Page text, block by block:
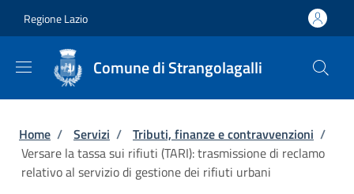
Regione Lazio
Comune di Strangolagalli
Briciole di pane
Home / Servizi / Tributi, finanze e contravvenzioni /
Versare la tassa sui rifiuti (TARI): trasmissione di reclamo
relativo al servizio di gestione dei rifiuti urbani